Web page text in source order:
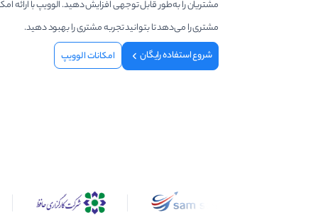
مشتریان را به‌طور قابل توجهی افزایش دهید. الوویپ با
مشتری را می‌دهد تا بتوانید تجربه مشتری را بهبود دهید.
شروع استفاده رایگان
امکانات الوویپ